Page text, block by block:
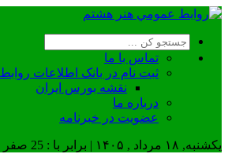
تماس با ما
ثبت نام در بانک اطلاعات
نقشه بورس ایران
درباره ما
عضويت در خبرنامه
یکشنبه, ۱۸ مرداد , ۱۴۰۵ | برابر با : 25 صفر 1448